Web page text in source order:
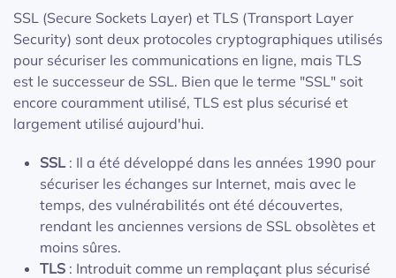
SSL (Secure Sockets Layer) et TLS (Transport Layer
Security) sont deux protocoles cryptographiques utilisés
pour sécuriser les communications en ligne, mais TLS
est le successeur de SSL. Bien que le terme "SSL" soit
encore couramment utilisé, TLS est plus sécurisé et
largement utilisé aujourd'hui.
SSL : Il a été développé dans les années 1990 pour
sécuriser les échanges sur Internet, mais avec le
temps, des vulnérabilités ont été découvertes,
rendant les anciennes versions de SSL obsolètes et
moins sûres.
TLS : Introduit comme un remplaçant plus sécurisé